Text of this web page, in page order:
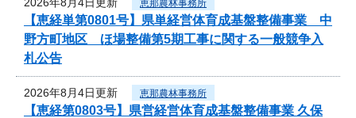
恵那農林事務所
【恵経単第0801号】県単経営体育成基盤整備事業 中
野方町地区 ほ場整備第5期工事に関する一般競争入
札公告
2026年8月4日更新 恵那農林事務所
【恵経第0803号】県営経営体育成基盤整備事業 久保